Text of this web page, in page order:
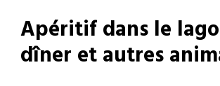
Apéritif dans le
dîner et autres